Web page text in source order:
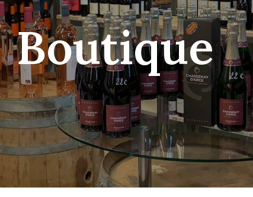
Boutique